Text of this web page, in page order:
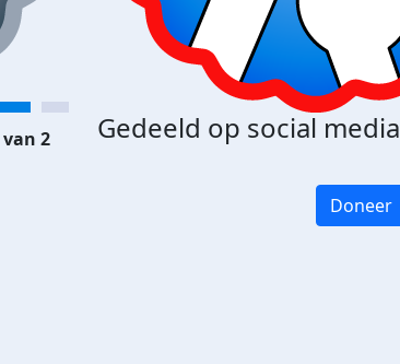
Gedeeld op social media
van 2
Doneer